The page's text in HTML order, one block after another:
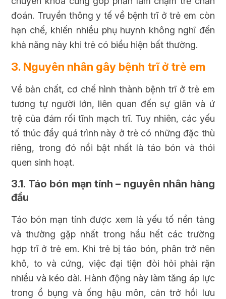
đoán. Truyền thông y tế về bệnh trĩ ở trẻ em còn
hạn chế, khiến nhiều phụ huynh không nghĩ đến
khả năng này khi trẻ có biểu hiện bất thường.
3. Nguyên nhân gây bệnh trĩ ở trẻ em
Về bản chất, cơ chế hình thành bệnh trĩ ở trẻ em
tương tự người lớn, liên quan đến sự giãn và ứ
trệ của đám rối tĩnh mạch trĩ. Tuy nhiên, các yếu
tố thúc đẩy quá trình này ở trẻ có những đặc thù
riêng, trong đó nổi bật nhất là táo bón và thói
quen sinh hoạt.
3.1. Táo bón mạn tính – nguyên nhân hàng
đầu
Táo bón mạn tính được xem là yếu tố nền tảng
và thường gặp nhất trong hầu hết các trường
hợp trĩ ở trẻ em. Khi trẻ bị táo bón, phân trở nên
khô, to và cứng, việc đại tiện đòi hỏi phải rặn
nhiều và kéo dài. Hành động này làm tăng áp lực
trong ổ bụng và ống hậu môn, cản trở hồi lưu